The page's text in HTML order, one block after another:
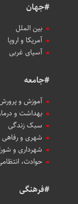
#جهان
بین الملل
آمریکا و اروپا
آسیای غربی
#جامعه
آموزش و
بهداشت و
سبک زندگی
شهری و رفاهی
شهرداری و
حوادث،
#فرهنگی